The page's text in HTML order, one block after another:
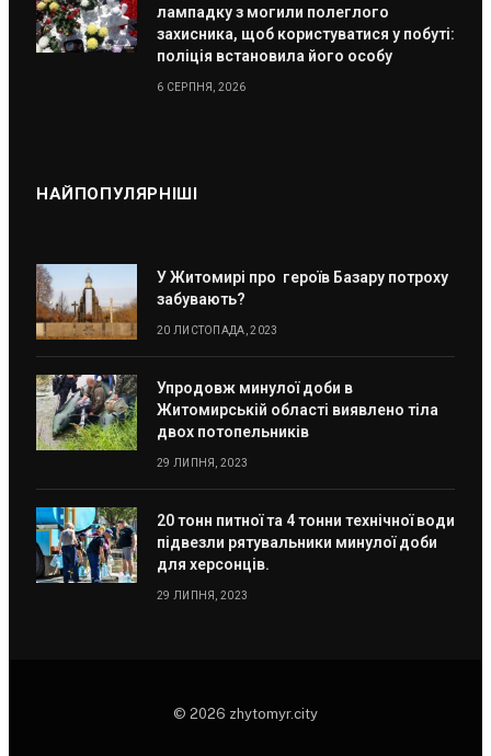
лампадку з могили полеглого
захисника, щоб користуватися у побуті:
поліція встановила його особу
6 СЕРПНЯ, 2026
НАЙПОПУЛЯРНІШІ
У Житомирі про героїв Базару потроху
забувають?
20 ЛИСТОПАДА, 2023
Упродовж минулої доби в
Житомирській області виявлено тіла
двох потопельників
29 ЛИПНЯ, 2023
20 тонн питної та 4 тонни технічної води
підвезли рятувальники минулої доби
для херсонців.
29 ЛИПНЯ, 2023
© 2026 zhytomyr.city